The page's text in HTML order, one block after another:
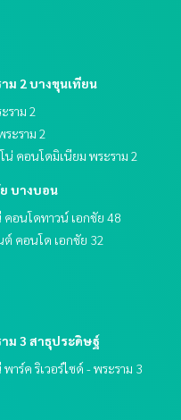
ม 2 บางขุนเทียน
ราม 2
ะราม 2
โน่ คอนโดมิเนียม พระราม 2
บางบอน
อนโดทาวน์ เอกชัย 48
ต์ คอนโด เอกชัย 32
ม 3 สาธุประดิษฐ์
าร์ค ริเวอร์ไซด์ - พระราม 3